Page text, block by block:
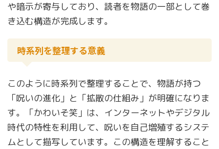
や暗示が寄与しており、読者を物語の一部として巻
き込む構造が完成します。
時系列を整理する意義
このように時系列で整理することで、物語が持つ
「呪いの進化」と「拡散の仕組み」が明確になりま
す。「かわいそ笑」は、インターネットやデジタル
時代の特性を利用して、呪いを自己増殖するシステ
ムとして描写しています。この構造を理解すること